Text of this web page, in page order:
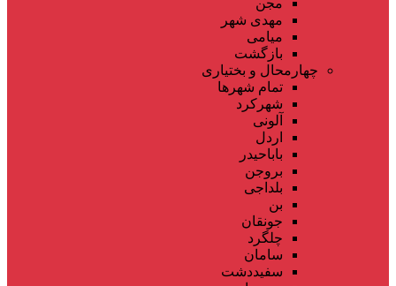
مهدی شهر
میامی
بازگشت
چهارمحال و بختیاری
تمام شهر‌ها
شهرکرد
آلونی
اردل
باباحیدر
بروجن
بلداجی
بن
جونقان
چلگرد
سامان
سفیددشت